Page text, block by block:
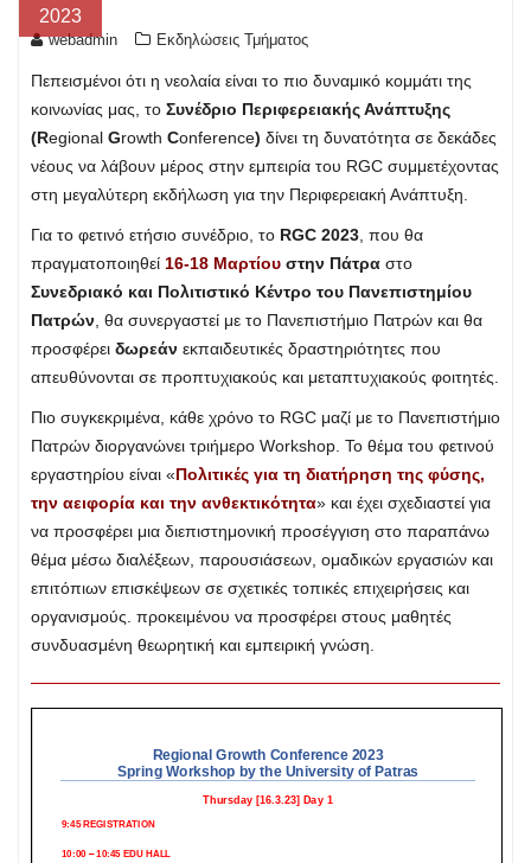
2023
webadmin Εκδηλώσεις Τμήματος
Πεπεισμένοι ότι η νεολαία είναι το πιο δυναμικό κομμάτι της
κοινωνίας μας, το Συνέδριο Περιφερειακής Ανάπτυξης
(Regional Growth Conference) δίνει τη δυνατότητα σε δεκάδες
νέους να λάβουν μέρος στην εμπειρία του RGC συμμετέχοντας
στη μεγαλύτερη εκδήλωση για την Περιφερειακή Ανάπτυξη.
Για το φετινό ετήσιο συνέδριο, το RGC 2023 , που θα
πραγματοποιηθεί 16-18 Μαρτίου στην Πάτρα στο
Συνεδριακό και Πολιτιστικό Κέντρο του Πανεπιστημίου
Πατρών , θα συνεργαστεί με το Πανεπιστήμιο Πατρών και θα
προσφέρει δωρεάν εκπαιδευτικές δραστηριότητες που
απευθύνονται σε προπτυχιακούς και μεταπτυχιακούς φοιτητές.
Πιο συγκεκριμένα, κάθε χρόνο το RGC μαζί με το Πανεπιστήμιο
Πατρών διοργανώνει τριήμερο Workshop. Το θέμα του φετινού
εργαστηρίου είναι «Πολιτικές για τη διατήρηση της φύσης,
την αειφορία και την ανθεκτικότητα» και έχει σχεδιαστεί για
να προσφέρει μια διεπιστημονική προσέγγιση στο παραπάνω
θέμα μέσω διαλέξεων, παρουσιάσεων, ομαδικών εργασιών και
επιτόπιων επισκέψεων σε σχετικές τοπικές επιχειρήσεις και
οργανισμούς. προκειμένου να προσφέρει στους μαθητές
συνδυασμένη θεωρητική και εμπειρική γνώση.